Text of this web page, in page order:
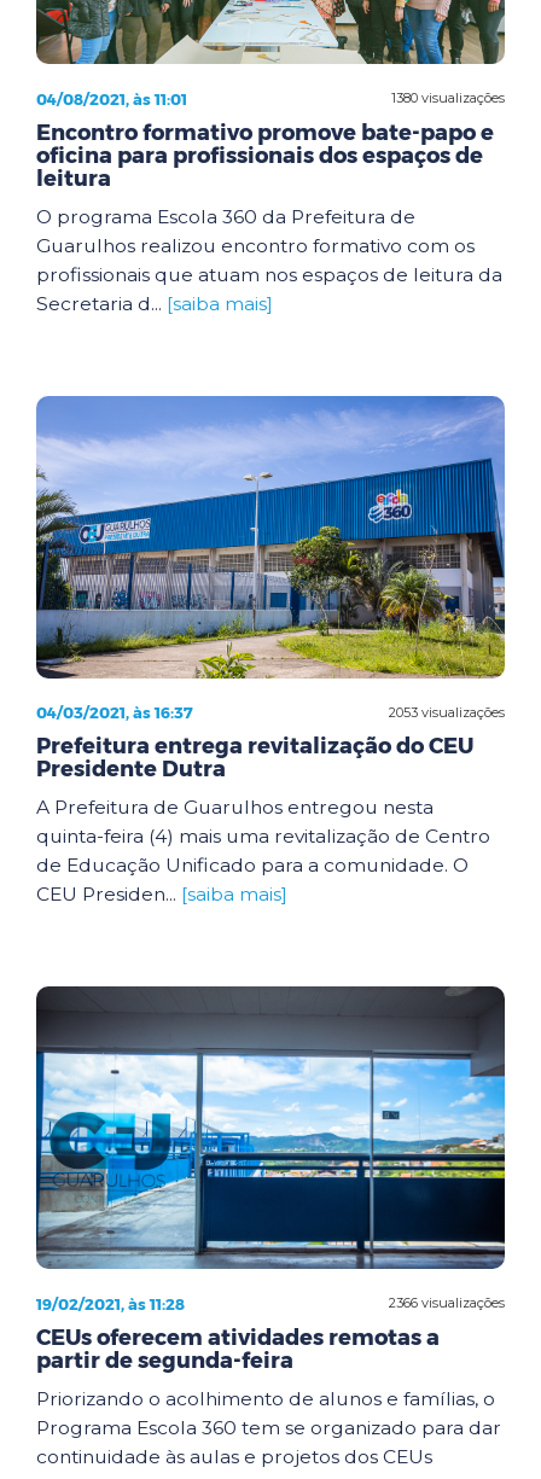
1380 visualizações
04/08/2021, às 11:01
Encontro formativo promove bate-papo e
oficina para profissionais dos espaços de
leitura
O programa Escola 360 da Prefeitura de
Guarulhos realizou encontro formativo com os
profissionais que atuam nos espaços de leitura da
Secretaria d... [saiba mais]
2053 visualizações
04/03/2021, às 16:37
Prefeitura entrega revitalização do CEU
Presidente Dutra
A Prefeitura de Guarulhos entregou nesta
quinta-feira (4) mais uma revitalização de Centro
de Educação Unificado para a comunidade. O
CEU Presiden... [saiba mais]
2366 visualizações
19/02/2021, às 11:28
CEUs oferecem atividades remotas a
partir de segunda-feira
Priorizando o acolhimento de alunos e famílias, o
Programa Escola 360 tem se organizado para dar
continuidade às aulas e projetos dos CEUs